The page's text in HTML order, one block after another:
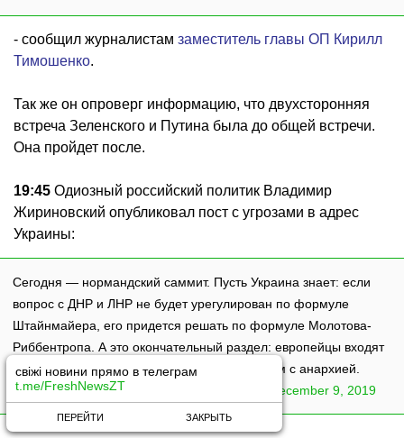
- сообщил журналистам заместитель главы ОП Кирилл
Тимошенко.
Так же он опроверг информацию, что двухсторонняя
встреча Зеленского и Путина была до общей встречи.
Она пройдет после.
19:45 Одиозный российский политик Владимир
Жириновский опубликовал пост с угрозами в адрес
Украины:
Сегодня — нормандский саммит. Пусть Украина знает: если
вопрос с ДНР и ЛНР не будет урегулирован по формуле
Штайнмайера, его придется решать по формуле Молотова-
Риббентропа. А это окончательный раздел: европейцы входят
во Львов, а мы войдем в Киев и покончим там с анархией.
— Владимир Жириновский (@Zhirinovskiy)
December 9, 2019
свіжі новини прямо в телеграм
t.me/FreshNewsZT
ПЕРЕЙТИ ЗАКРЫТЬ